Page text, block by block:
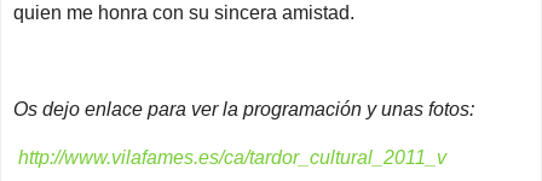
quien me honra con su sincera amistad.
Os dejo enlace para ver la programación y unas fotos:
http://www.vilafames.es/ca/tardor_cultural_2011_v